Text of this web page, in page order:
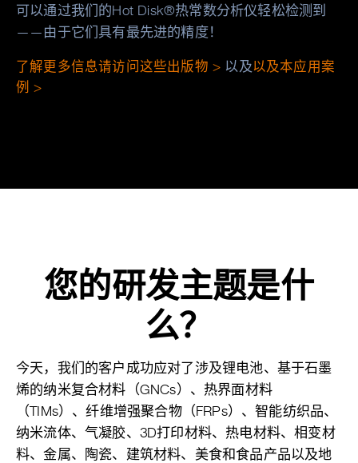
可以通过我们的Hot Disk®热常数分析仪轻松检测到
——由于它们具有最先进的精度！
了解更多信息请访问这些出版物 > 以及以及本应用案
例 >
您的研发主题是什
么？
今天，我们的客户成功应对了涉及锂电池、基于石墨
烯的纳米复合材料（GNCs）、热界面材料
（TIMs）、纤维增强聚合物（FRPs）、智能纺织品、
纳米流体、气凝胶、3D打印材料、热电材料、相变材
料、金属、陶瓷、建筑材料、美食和食品产品以及地